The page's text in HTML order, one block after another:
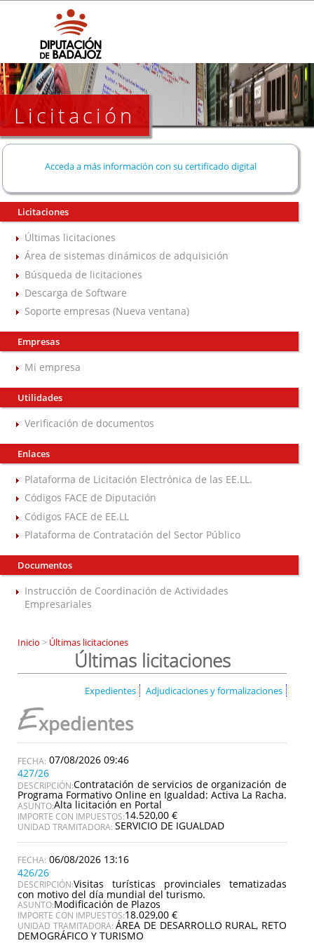
Licitación
Acceda a más información con su certificado digital
Licitaciones
Últimas licitaciones
Área de sistemas dinámicos de adquisición
Búsqueda de licitaciones
Descarga de Software
Soporte empresas (Nueva ventana)
Empresas
Mi empresa
Utilidades
Verificación de documentos
Enlaces
Plataforma de Licitación Electrónica de las EE.LL.
Códigos FACE de Diputación
Códigos FACE de EE.LL
Plataforma de Contratación del Sector Público
Documentos
Instrucción de Coordinación de Actividades
Empresariales
Inicio > Últimas licitaciones
Últimas licitaciones
Expedientes Adjudicaciones y formalizaciones
Expedientes
07/08/2026 09:46
427/26
DESCRIPCIÓN:Contratación de servicios de organización de
Programa Formativo Online en Igualdad: Activa La Racha.
ASUNTO:Alta licitación en Portal
IMPORTE CON IMPUESTOS:14.520,00 €
UNIDAD TRAMITADORA: SERVICIO DE IGUALDAD
06/08/2026 13:16
426/26
DESCRIPCIÓN:Visitas turísticas provinciales tematizadas
con motivo del día mundial del turismo.
ASUNTO:Modificación de Plazos
IMPORTE CON IMPUESTOS:18.029,00 €
UNIDAD TRAMITADORA:ÁREA DE DESARROLLO RURAL, RETO
DEMOGRÁFICO Y TURISMO